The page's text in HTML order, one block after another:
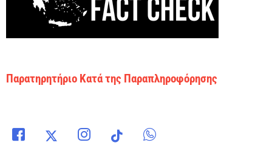
Παρατηρητήριο Κατά της Παραπληροφόρησης